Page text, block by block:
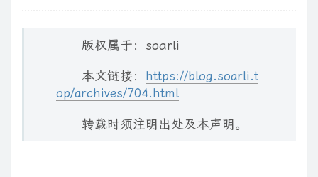
版权属于：soarli
本文链接：
https://blog.soarli.t
op/archives/704.html
转载时须注明出处及本声明。